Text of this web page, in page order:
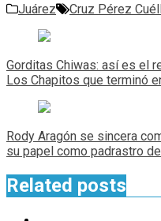
Juárez Cruz Pérez
Navegación
de
entradas
Gorditas Chiwas: así es el
Los Chapitos que terminó
Rody Aragón se sincera
su papel como padrastro
Related posts